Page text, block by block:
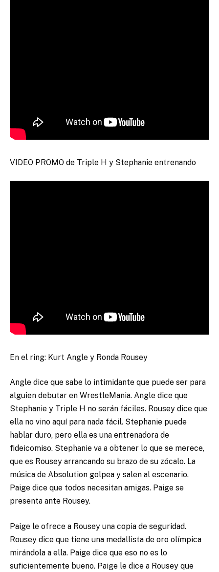
VIDEO PROMO de Triple H y Stephanie entrenando
En el ring: Kurt Angle y Ronda Rousey
Angle dice que sabe lo intimidante que puede ser para
alguien debutar en WrestleMania. Angle dice que
Stephanie y Triple H no serán fáciles. Rousey dice que
ella no vino aquí para nada fácil. Stephanie puede
hablar duro, pero ella es una entrenadora de
fideicomiso. Stephanie va a obtener lo que se merece,
que es Rousey arrancando su brazo de su zócalo. La
música de Absolution golpea y salen al escenario.
Paige dice que todos necesitan amigas. Paige se
presenta ante Rousey.
Paige le ofrece a Rousey una copia de seguridad.
Rousey dice que tiene una medallista de oro olímpica
mirándola a ella. Paige dice que eso no es lo
suficientemente bueno. Paige le dice a Rousey que